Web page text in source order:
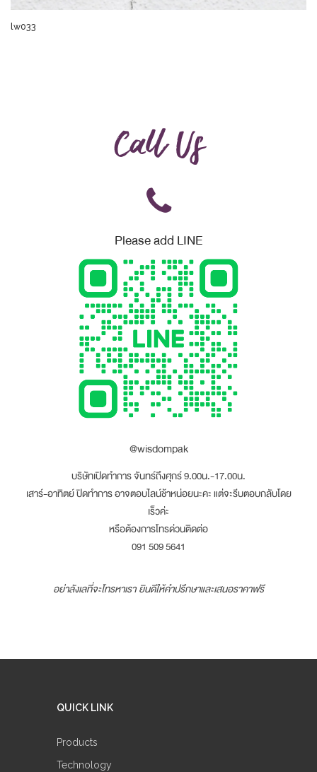
lw033
Call Us
Please add LINE
@wisdompak
บริษัทเปิดทำการ จันทร์ถึงศุกร์ 9.00น.-17.00น.
เสาร์-อาทิตย์ ปิดทำการ อาจตอบไลน์ช้าหน่อยนะคะ แต่จะรีบตอบกลับโดย
เร็วค่ะ
หรือต้องการโทรด่วนติดต่อ
091 509 5641
อย่าลังเลที่จะโทรหาเรา ยินดีให้คำปรึกษาและเสนอราคาฟรี
QUICK LINK
Products
Technology